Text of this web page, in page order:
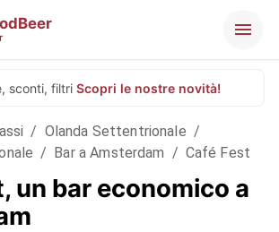
sconti, filtri Scopri le nostre novità!
/ Olanda Settentrionale /
/ Bar a Amsterdam / Café Fest
un bar economico a